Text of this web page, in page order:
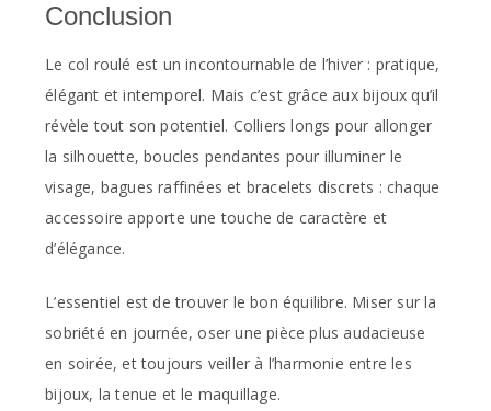
Conclusion
Le col roulé est un incontournable de l’hiver : pratique,
élégant et intemporel. Mais c’est grâce aux bijoux qu’il
révèle tout son potentiel. Colliers longs pour allonger
la silhouette, boucles pendantes pour illuminer le
visage, bagues raffinées et bracelets discrets : chaque
accessoire apporte une touche de caractère et
d’élégance.
L’essentiel est de trouver le bon équilibre. Miser sur la
sobriété en journée, oser une pièce plus audacieuse
en soirée, et toujours veiller à l’harmonie entre les
bijoux, la tenue et le maquillage.